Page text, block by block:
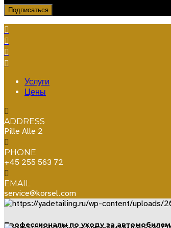
Услуги
Цены
ADDRESS
Pille Alle 2
PHONE
+45 255 563 72
EMAIL
service@korsel.com
Профессионалы по уходу за автомобилем